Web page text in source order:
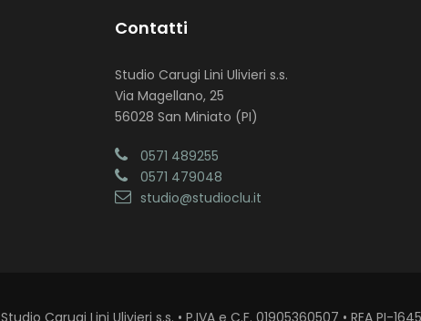
Contatti
Studio Carugi Lini Ulivieri s.s.
Via Magellano, 25
56028 San Miniato (PI)
0571 489255
0571 479048
studio@studioclu.it
Studio Carugi Lini Ulivieri s.s. • P.IVA e C.F. 01905360507 • REA PI-